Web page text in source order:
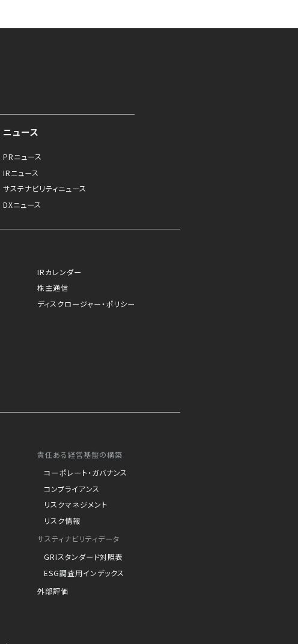
ニュース
PRニュース
IRニュース
サステナビリティニュース
DXニュース
IRカレンダー
株主通信
ディスクロージャー・ポリシー
責任ある経営基盤の構築
コーポレート・ガバナンス
コンプライアンス
リスクマネジメント
リスク情報
サスティナビリティデータ
GRIスタンダード対照表
ESG調査用インデックス
外部評価